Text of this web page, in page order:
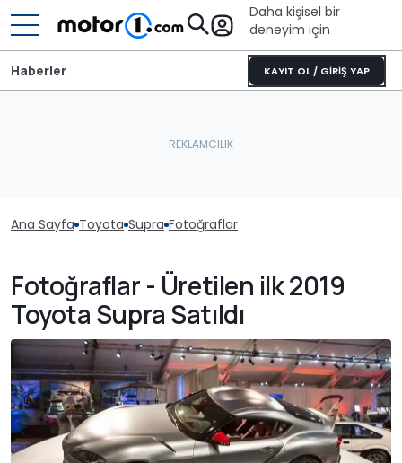
Daha kişisel bir
deneyim için
KAYIT OL / GİRİŞ YAP
Haberler
Ana Sayfa Toyota Supra Fotoğraflar
Fotoğraflar - Üretilen ilk 2019
Toyota Supra Satıldı